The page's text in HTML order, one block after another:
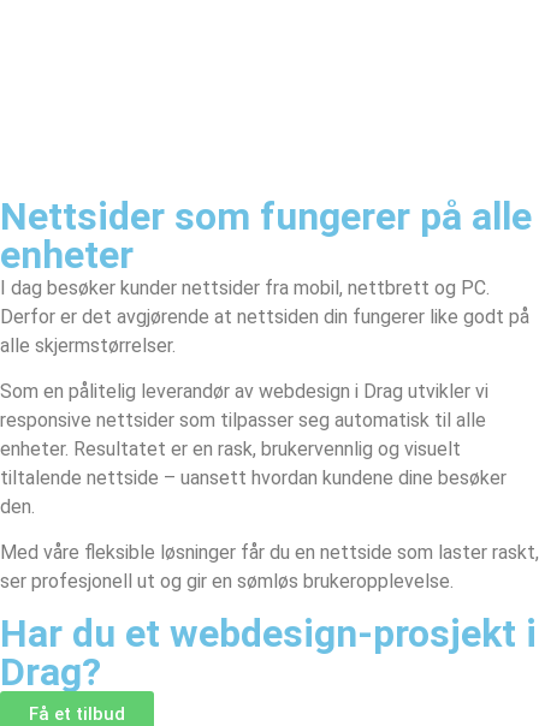
Nettsider som fungerer på alle
enheter
I dag besøker kunder nettsider fra mobil, nettbrett og PC.
Derfor er det avgjørende at nettsiden din fungerer like godt på
alle skjermstørrelser.
Som en pålitelig leverandør av webdesign i Drag utvikler vi
responsive nettsider som tilpasser seg automatisk til alle
enheter. Resultatet er en rask, brukervennlig og visuelt
tiltalende nettside – uansett hvordan kundene dine besøker
den.
Med våre fleksible løsninger får du en nettside som laster raskt,
ser profesjonell ut og gir en sømløs brukeropplevelse.
Har du et webdesign-prosjekt i
Drag?
Få et tilbud